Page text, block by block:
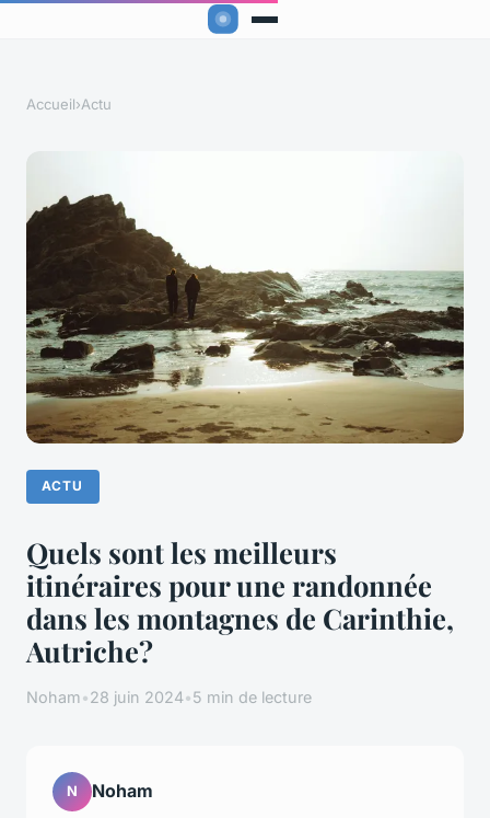
Accueil›Actu
ACTU
Quels sont les meilleurs
itinéraires pour une randonnée
dans les montagnes de Carinthie,
Autriche?
Noham•28 juin 2024•5 min de lecture
N Noham